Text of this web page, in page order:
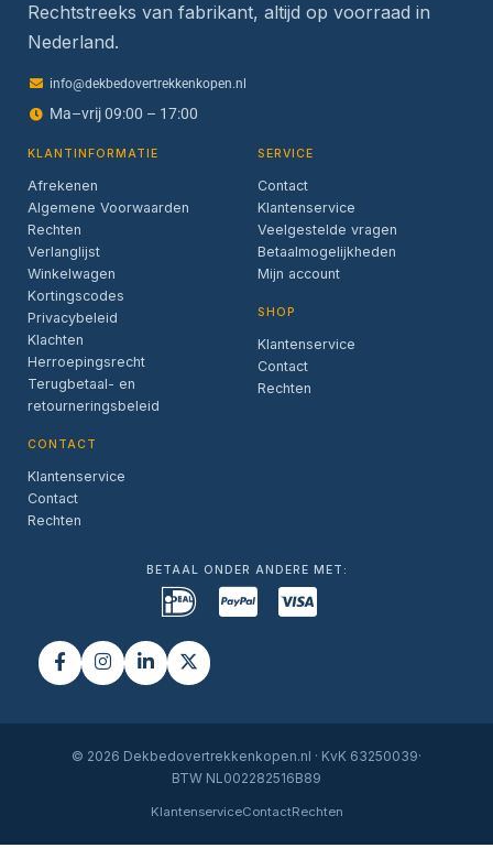
Rechtstreeks van fabrikant, altijd op voorraad in
Nederland.
info@dekbedovertrekkenkopen.nl
Ma–vrij 09:00 – 17:00
KLANTINFORMATIE
Afrekenen
Algemene Voorwaarden
Rechten
Verlanglijst
Winkelwagen
Kortingscodes
Privacybeleid
Klachten
Herroepingsrecht
Terugbetaal- en
retourneringsbeleid
CONTACT
Klantenservice
Contact
Rechten
SERVICE
Contact
Klantenservice
Veelgestelde vragen
Betaalmogelijkheden
Mijn account
SHOP
Klantenservice
Contact
Rechten
BETAAL ONDER ANDERE MET:
© 2026 Dekbedovertrekkenkopen.nl · KvK 63250039·
BTW NL002282516B89
KlantenserviceContactRechten